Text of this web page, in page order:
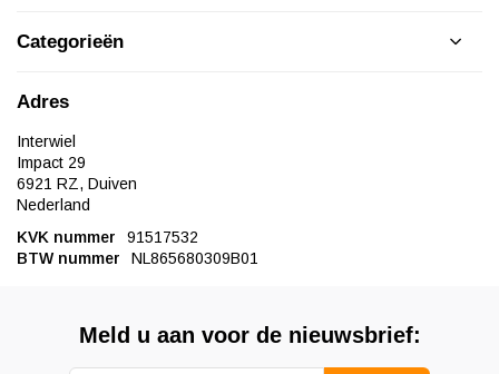
Categorieën
Adres
Interwiel
Impact 29
6921 RZ, Duiven
Nederland
KVK nummer
91517532
BTW nummer
NL865680309B01
Meld u aan voor de nieuwsbrief: